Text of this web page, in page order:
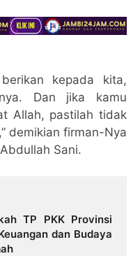
kepada kita,
Dan jika kamu
Allah, pastilah tidak
demikian firman-Nya
Sani.
TP PKK Provinsi
dan Budaya